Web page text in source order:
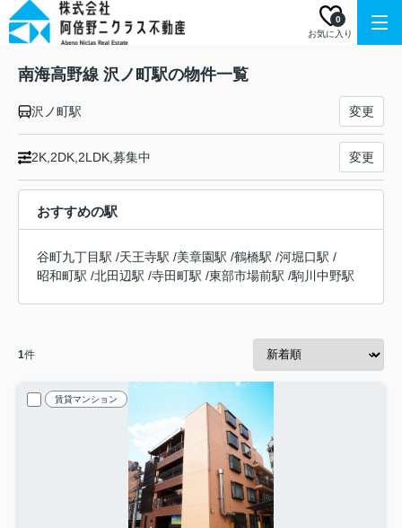
お気に入り
0
南海高野線 沢ノ町駅の物件一覧
沢ノ町駅 変更
2K,2DK,2LDK,募集中 変更
おすすめの駅
谷町九丁目駅 /天王寺駅 /美章園駅 /鶴橋駅 /河堀口駅 /
昭和町駅 /北田辺駅 /寺田町駅 /東部市場前駅 /駒川中野駅
1件
賃貸マンション